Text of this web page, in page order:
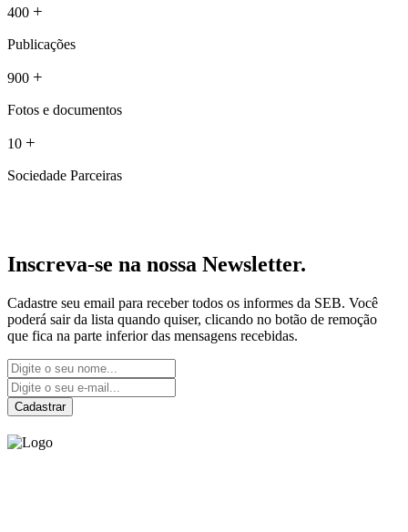
400 +
Publicações
900 +
Fotos e documentos
10 +
Sociedade Parceiras
Inscreva-se na nossa Newsletter.
Cadastre seu email para receber todos os informes da SEB. Você
poderá sair da lista quando quiser, clicando no botão de remoção
que fica na parte inferior das mensagens recebidas.
Cadastrar